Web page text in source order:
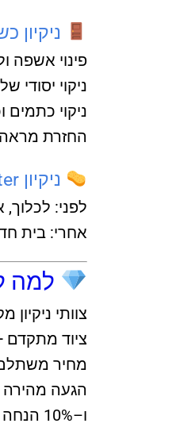
ניקיון
פינוי אשפה
ניקוי
ניקוי כתמים
החזרת
ניקיון Before / After – תוצאות שמדברות בעד עצמן
לפני:
אחרי: בית
למה
צוותי ניקיון
ציוד מתקדם
מחיר
הגעה מהירה
ו–10% הנחה מיוחדת עד סוף דצמבר!